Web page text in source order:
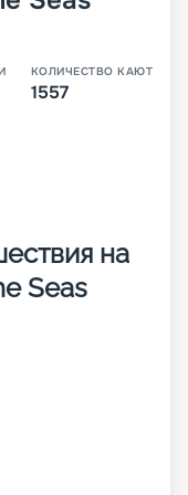
КОЛИЧЕСТВО КАЮТ
1557
на
Seas
судно
На
др. Основные